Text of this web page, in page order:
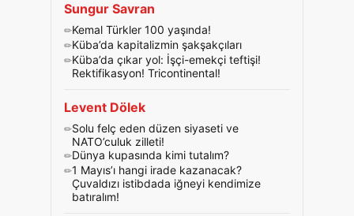
Sungur Savran
Kemal Türkler 100 yaşında!
Küba’da kapitalizmin şakşakçıları
Küba’da çıkar yol: İşçi-emekçi teftişi!
Rektifikasyon! Tricontinental!
Levent Dölek
Solu felç eden düzen siyaseti ve
NATO’culuk zilleti!
Dünya kupasında kimi tutalım?
1 Mayıs’ı hangi irade kazanacak?
Çuvaldızı istibdada iğneyi kendimize
batıralım!